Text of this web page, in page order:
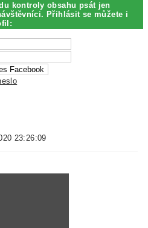
kontroly obsahu psát jen
Přihlásit se můžete i
23:26:09